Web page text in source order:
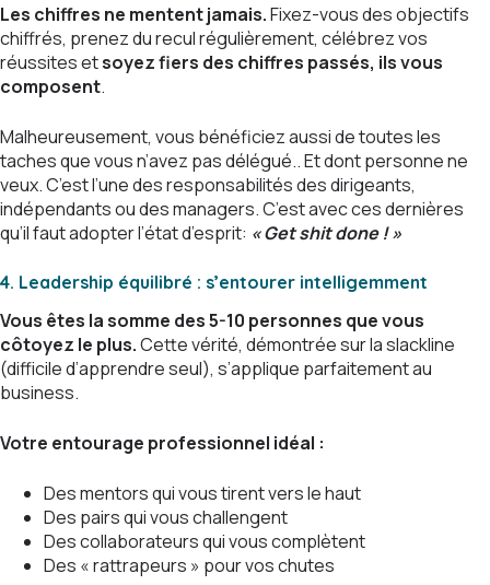
Les chiffres ne mentent jamais.Fixez-vous des objectifs
chiffrés, prenez du recul régulièrement, célébrez vos
réussites etsoyez fiers des chiffres passés, ils vous
composent.
Malheureusement, vous bénéficiez aussi de toutes les
taches que vous n’avez pas délégué.. Et dont personne ne
veux. C’est l’une des responsabilités des dirigeants,
indépendants ou des managers. C’est avec ces dernières
qu’il faut adopter l’état d’esprit: « Get shit done ! »
4. Leadership équilibré : s’entourer intelligemment
Vous êtes la somme des 5-10 personnes que vous
côtoyez le plus.Cette vérité, démontrée sur la slackline
(difficile d’apprendre seul), s’applique parfaitement au
business.
Votre entourage professionnel idéal :
Des mentors qui vous tirent vers le haut
Des pairs qui vous challengent
Des collaborateurs qui vous complètent
Des « rattrapeurs » pour vos chutes